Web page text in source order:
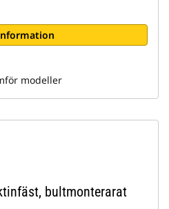
modeller
bultmonterarat